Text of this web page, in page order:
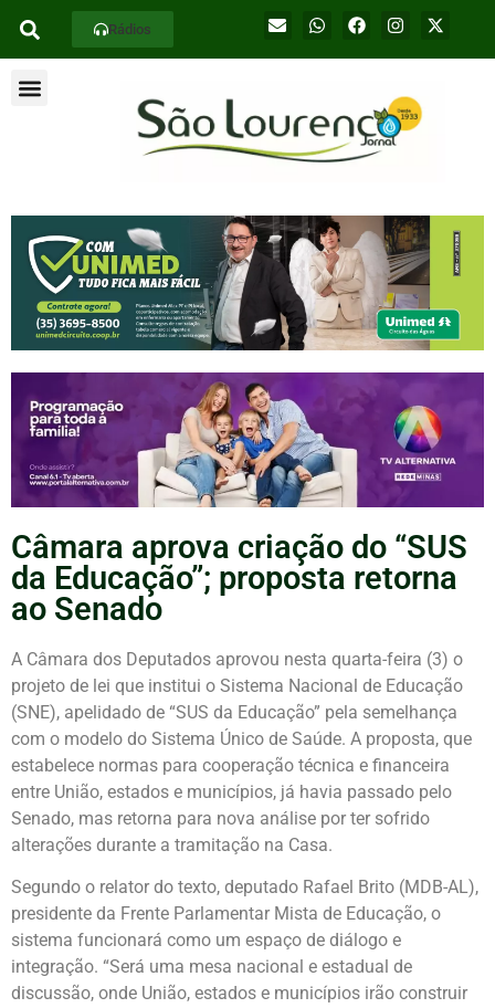
Rádios
Câmara aprova criação do “SUS
da Educação”; proposta retorna
ao Senado
A Câmara dos Deputados aprovou nesta quarta-feira (3) o
projeto de lei que institui o Sistema Nacional de Educação
(SNE), apelidado de “SUS da Educação” pela semelhança
com o modelo do Sistema Único de Saúde. A proposta, que
estabelece normas para cooperação técnica e financeira
entre União, estados e municípios, já havia passado pelo
Senado, mas retorna para nova análise por ter sofrido
alterações durante a tramitação na Casa.
Segundo o relator do texto, deputado Rafael Brito (MDB-AL),
presidente da Frente Parlamentar Mista de Educação, o
sistema funcionará como um espaço de diálogo e
integração. “Será uma mesa nacional e estadual de
discussão, onde União, estados e municípios irão construir